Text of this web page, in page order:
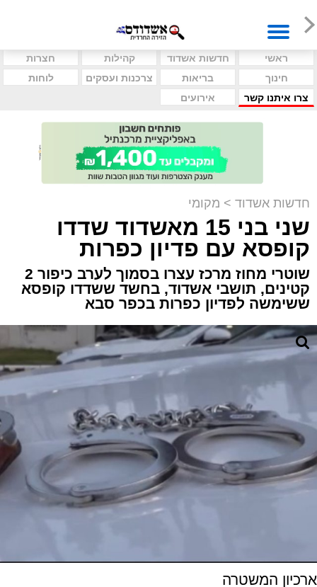
ראשי חדשות אשדוד קהילות
חצרות
חינוך
בריאות צרכנות ועסקים
לוחות
צרו איתנו קשר
אירועים
חדשות אשדוד > מקומי
שני בני 15 מאשדוד שדדו
קופסא עם פדיון כפרות
שוטרי מחוז מרכז עצרו בסמוך לערב כיפור 2
קטינים, תושבי אשדוד, בחשד ששדדו קופסא
ששימשה לפדיון כפרות בכפר סבא
ארכיון המשטרה